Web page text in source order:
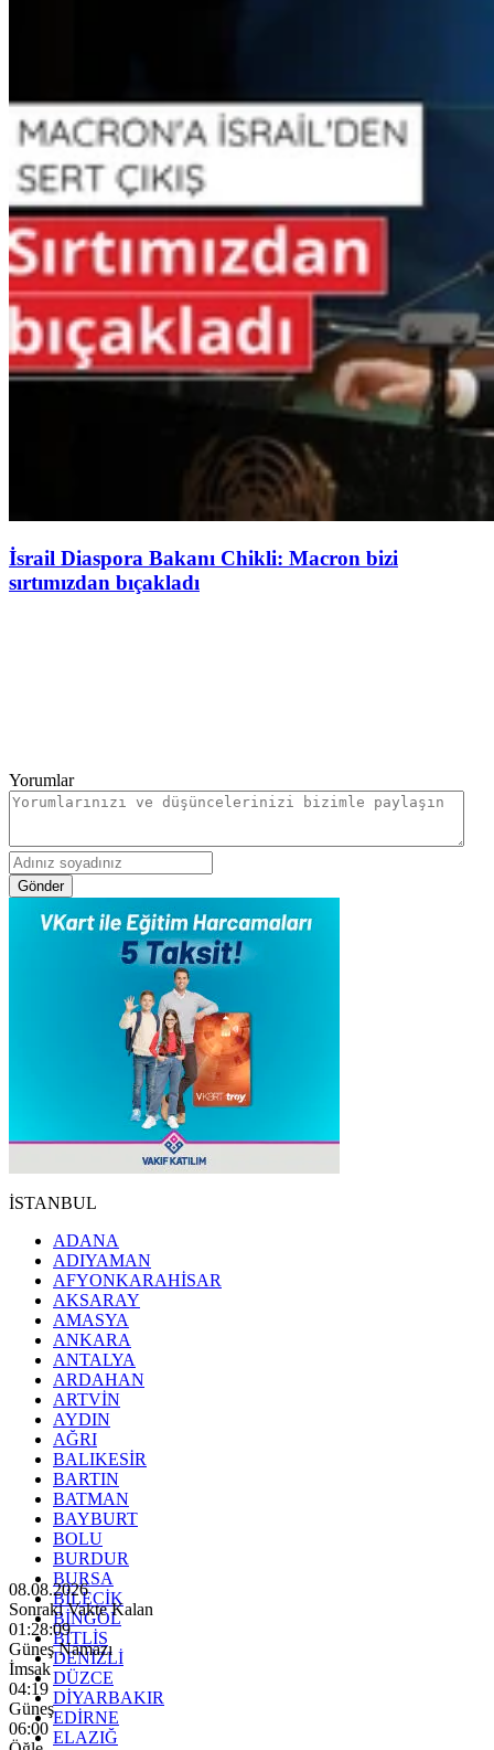
İsrail Diaspora Bakanı Chikli: Macron bizi
sırtımızdan bıçakladı
Yorumlar
Gönder
İSTANBUL
ADANA
ADIYAMAN
AFYONKARAHİSAR
AKSARAY
AMASYA
ANKARA
ANTALYA
ARDAHAN
ARTVİN
AYDIN
AĞRI
BALIKESİR
BARTIN
BATMAN
BAYBURT
BOLU
BURDUR
BURSA
BİLECİK
BİNGÖL
BİTLİS
DENİZLİ
DÜZCE
DİYARBAKIR
EDİRNE
ELAZIĞ
08.08.2026
Sonraki Vakte Kalan
01:28:08
Güneş Namazı
İmsak
04:19
Güneş
06:00